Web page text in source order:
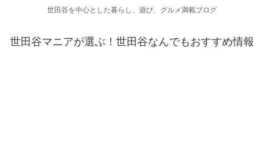
世田谷を中心とした暮らし、遊び、グルメ満載ブログ
世田谷マニアが選ぶ！世田谷なんでもおすすめ情報